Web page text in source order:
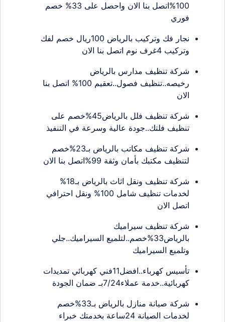
100%اتصل بنا الان واحصل على 33% خصم
فوري
نجار فك وتركيب بالرياض 100ريال خصم لفك
وتركيب 4غرف نوم اتصل بنا الان
شركة تنظيف مدارس بالرياض
رخيصه..تنظيف فصول..تعقيم 100% اتصل بنا
الان
شركة تنظيف فلل بالرياض45%خصم على
تنظيف فلتك..جودة عالية وسرعة في التنفيذ
شركة تنظيف مكاتب بالرياض بـ23%خصم
لتنظيف مكتبك بأمان وثقة 99%اتصل بنا الان
شركة تنظيف ونقل اثاث بالرياض بـ18%
لخدمات تنظيف شامل 100% ونقل احترافي
اتصل الان
شركة تنظيف سيراميك
بالرياض33%خصم..لتلميع السيراميك..جلي
وتلميع السيراميك
تأسيس كهرباء..افضل11فني كهربائي تمديدات
كهربائية..خدمة عملاء7/24بـ ضمان الجودة
شركة صيانة منازل بالرياض بـ33%خصم
لخدمات الصيانة 24ساعة بخدمتك خبراء